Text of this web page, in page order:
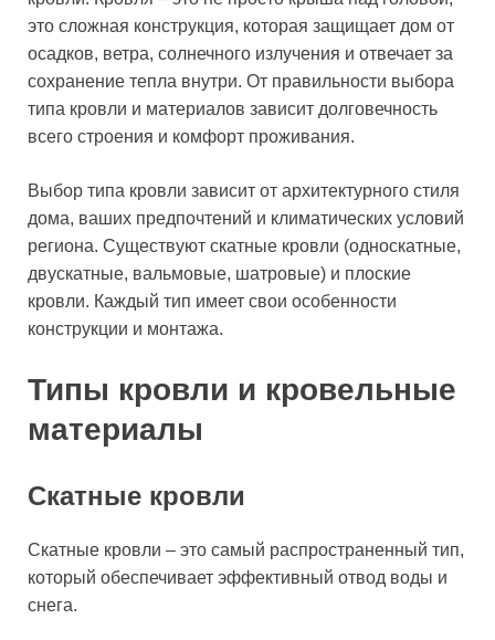
это сложная конструкция, которая защищает дом от
осадков, ветра, солнечного излучения и отвечает за
сохранение тепла внутри. От правильности выбора
типа кровли и материалов зависит долговечность
всего строения и комфорт проживания.
Выбор типа кровли зависит от архитектурного стиля
дома, ваших предпочтений и климатических условий
региона. Существуют скатные кровли (односкатные,
двускатные, вальмовые, шатровые) и плоские
кровли. Каждый тип имеет свои особенности
конструкции и монтажа.
Типы кровли и кровельные
материалы
Скатные кровли
Скатные кровли – это самый распространенный тип,
который обеспечивает эффективный отвод воды и
снега.